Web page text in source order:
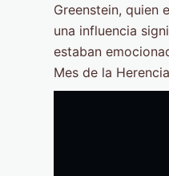
Greenstein, quien
una influencia
estaban
Mes de la